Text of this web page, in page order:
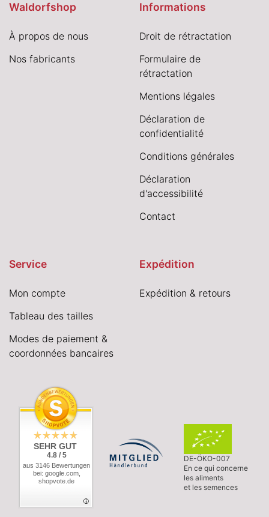
Waldorfshop
À propos de nous
Nos fabricants
Informations
Droit de rétractation
Formulaire de
rétractation
Mentions légales
Déclaration de
confidentialité
Conditions générales
Déclaration
d'accessibilité
Contact
Service
Mon compte
Tableau des tailles
Modes de paiement &
coordonnées bancaires
Expédition
Expédition & retours
SEHR GUT
4.8 / 5
aus 3146 Bewertungen
bei: google.com,
shopvote.de
DE-ÖKO-007
En ce qui concerne
les aliments
et les semences